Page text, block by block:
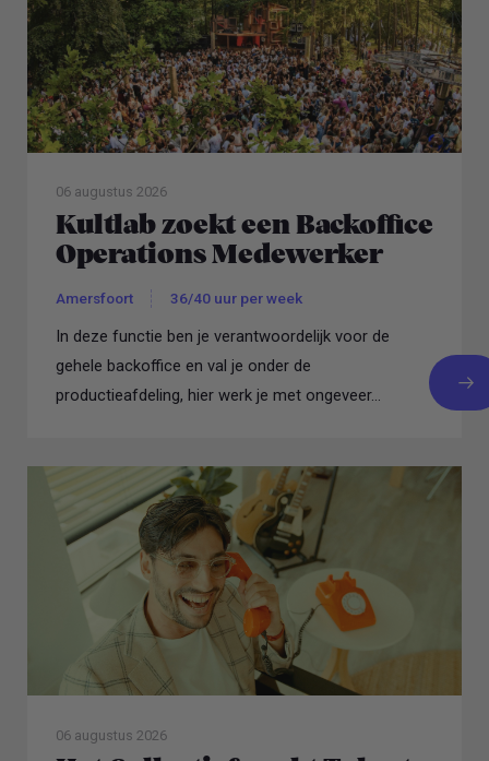
06 augustus 2026
Kultlab zoekt een Backoffice
Operations Medewerker
Amersfoort 36/40 uur per week
In deze functie ben je verantwoordelijk voor de
gehele backoffice en val je onder de
productieafdeling, hier werk je met ongeveer...
06 augustus 2026